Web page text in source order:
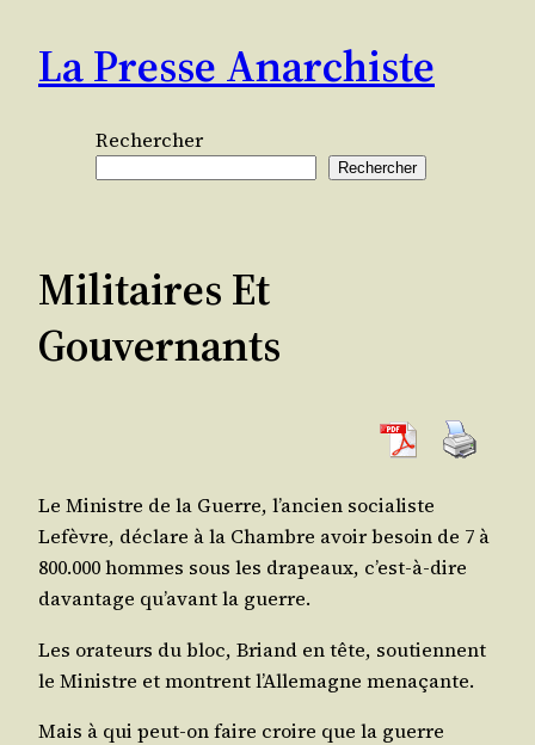
contenu
La Presse Anarchiste
Rechercher
Rechercher
Militaires Et
Gouvernants
Le Ministre de la Guerre, l’ancien socia­liste
Lefèvre, déclare à la Chambre avoir besoin de 7 à
800.000 hommes sous les dra­peaux, c’est-à-dire
davan­tage qu’avant la guerre.
Les ora­teurs du bloc, Briand en tête, sou­tiennent
le Ministre et montrent l’Allemagne menaçante.
Mais à qui peut-on faire croire que la guerre